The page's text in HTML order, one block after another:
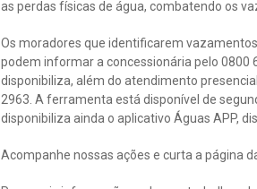
as perdas físicas de água, combatendo os
Os moradores que identificarem
podem informar a concessionária pelo 0800
disponibiliza, além do atendimento
2963. A ferramenta está disponível de
disponibiliza ainda o aplicativo Águas APP,
Acompanhe nossas ações e curta a página